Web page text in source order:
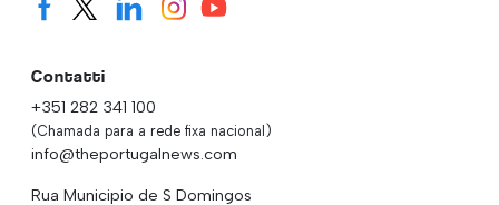
Contatti
+351 282 341 100
(Chamada para a rede fixa nacional)
info@theportugalnews.com
Rua Municipio de S Domingos